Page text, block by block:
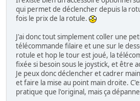
qui permet de déclencher depuis la
fois le prix de la rotule.
J'ai donc tout simplement coller une
télécommande filaire et une sur le
rotule et hop le tour est joué, la
fixée si besoin sous le joystick, et être
Je peux donc déclencher et cadrer
et faire la mise au point main droite.
pratique que l'original, mais ça dépanne